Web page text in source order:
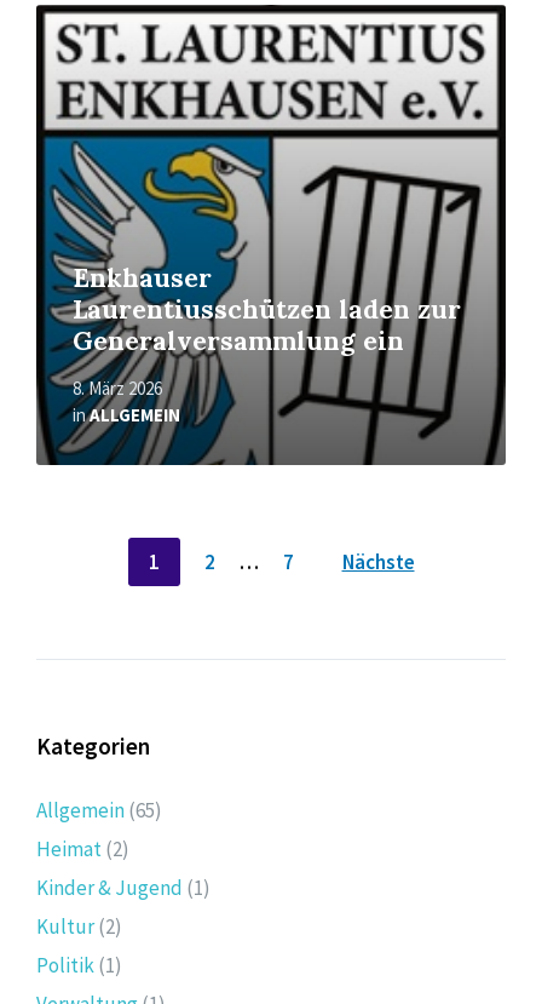
Enkhauser
Laurentiusschützen laden zur
Generalversammlung ein
8. März 2026
inALLGEMEIN
Mehr
erfahren
Seitennummerierung
Beiträge
1 2 … 7 Nächste
Kategorien
Allgemein(65)
Heimat(2)
Kinder & Jugend (1)
Kultur(2)
Politik(1)